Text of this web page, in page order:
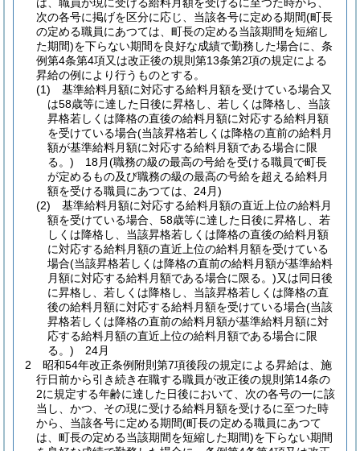
次の各号に掲げを区分に応じ、当該各号に定める期間(町長
の定める職員にあつては、町長の定める当該期間を短縮し
た期間)を下らない期間を良好な成績で勤務した場合に、条
例第4条第4項又は改正後の規則第13条第2項の規定による
昇給の例により行うものとする。
(1)
基準給料月額に対応する給料月額を受けている場合又
は58歳等に達した日後に昇格し、若しくは降格し、当該
昇格若しくは降格の直後の給料月額に対応する給料月額
を受けている場合(当該昇格若しくは降格の直前の給料月
額が基準給料月額に対応する給料月額である場合に限
る。) 18月(職務の級の最高の号給を受ける職員で町長
が定めるもの及び職務の級の最高の号給を超える給料月
額を受ける職員にあつては、24月)
(2)
基準給料月額に対応する給料月額の直近上位の給料月
額を受けている場合、58歳等に達した日後に昇格し、若
しくは降格し、当該昇格若しくは降格の直後の給料月額
に対応する給料月額の直近上位の給料月額を受けている
場合(当該昇格若しくは降格の直前の給料月額が基準給料
月額に対応する給料月額である場合に限る。)又は同日後
に昇格し、若しくは降格し、当該昇格若しくは降格の直
後の給料月額に対応する給料月額を受けている場合(当該
昇格若しくは降格の直前の給料月額が基準給料月額に対
応する給料月額の直近上位の給料月額である場合に限
る。) 24月
2
昭和54年改正条例附則第7項後段の規定による昇給は、施
行日前から引き続き在職する職員が改正後の規則第14条の
2に規定する年齢に達した日後において、次の各号の一に該
当し、かつ、その現に受ける給料月額を受けるに至つた時
から、当該各号に定める期間(町長の定める職員にあつて
は、町長の定める当該期間を短縮した期間)を下らない期間